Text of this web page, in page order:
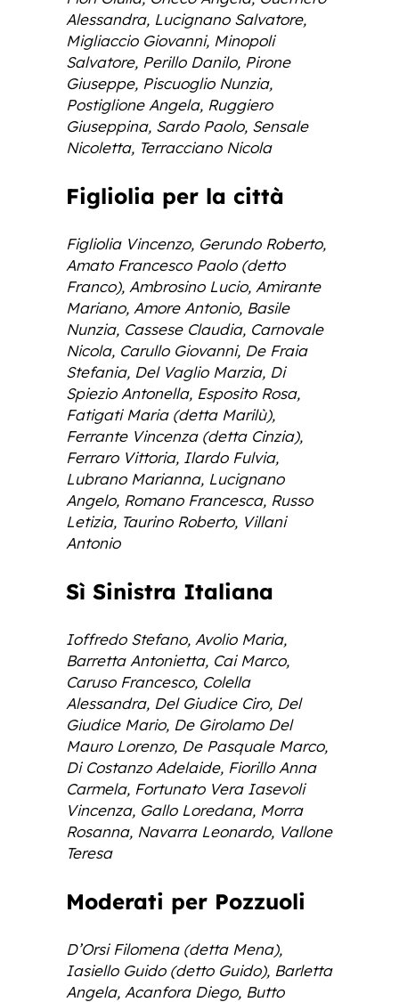
Alessandra, Lucignano Salvatore,
Migliaccio Giovanni, Minopoli
Salvatore, Perillo Danilo, Pirone
Giuseppe, Piscuoglio Nunzia,
Postiglione Angela, Ruggiero
Giuseppina, Sardo Paolo, Sensale
Nicoletta, Terracciano Nicola
Figliolia per la città
Figliolia Vincenzo, Gerundo Roberto,
Amato Francesco Paolo (detto
Franco), Ambrosino Lucio, Amirante
Mariano, Amore Antonio, Basile
Nunzia, Cassese Claudia, Carnovale
Nicola, Carullo Giovanni, De Fraia
Stefania, Del Vaglio Marzia, Di
Spiezio Antonella, Esposito Rosa,
Fatigati Maria (detta Marilù),
Ferrante Vincenza (detta Cinzia),
Ferraro Vittoria, Ilardo Fulvia,
Lubrano Marianna, Lucignano
Angelo, Romano Francesca, Russo
Letizia, Taurino Roberto, Villani
Antonio
Sì Sinistra Italiana
Ioffredo Stefano, Avolio Maria,
Barretta Antonietta, Cai Marco,
Caruso Francesco, Colella
Alessandra, Del Giudice Ciro, Del
Giudice Mario, De Girolamo Del
Mauro Lorenzo, De Pasquale Marco,
Di Costanzo Adelaide, Fiorillo Anna
Carmela, Fortunato Vera Iasevoli
Vincenza, Gallo Loredana, Morra
Rosanna, Navarra Leonardo, Vallone
Teresa
Moderati per Pozzuoli
D’Orsi Filomena (detta Mena),
Iasiello Guido (detto Guido), Barletta
Angela, Acanfora Diego, Butto